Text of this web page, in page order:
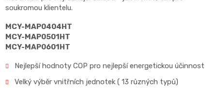
soukromou klientelu.
MCY-MAP0404HT
MCY-MAP0501HT
MCY-MAP0601HT
Nejlepší hodnoty COP pro nejlepší energetickou účinnost
Velký výběr vnitřních jednotek ( 13 různých typů)